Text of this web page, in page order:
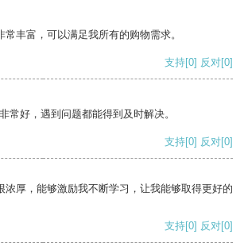
丰富，可以满足我所有的购物需求。
支持[0] 反对[0]
常好，遇到问题都能得到及时解决。
支持[0] 反对[0]
浓厚，能够激励我不断学习，让我能够取得更好的
支持[0] 反对[0]